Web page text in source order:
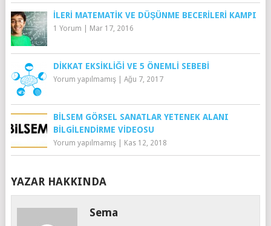
İLERI MATEMATIK VE DÜŞÜNME BECERILERI KAMPI
1 Yorum Mar 17, 2016
DIKKAT EKSIKLIĞI VE 5 ÖNEMLI SEBEBI
Yorum yapılmamış| Ağu 7, 2017
BILSEM GÖRSEL SANATLAR YETENEK ALANI
BILGILENDIRME VIDEOSU
Yorum yapılmamış| Kas 12, 2018
YAZAR HAKKINDA
Sema